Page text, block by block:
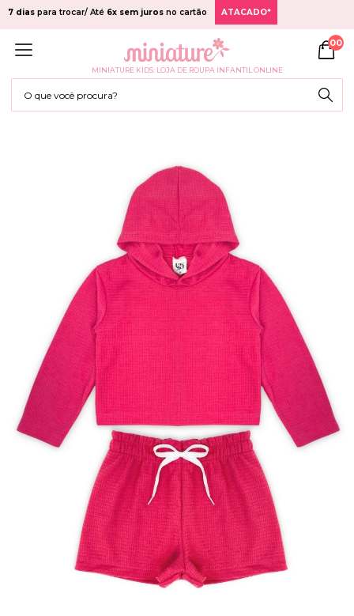
7 dias para trocar/ Até 6x sem juros no cartão ATACADO*
MINIATURE KIDS: LOJA DE ROUPA INFANTIL ONLINE
00